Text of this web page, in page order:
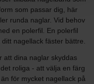
som passar dig, här
runda naglar. Vid behov
en polerfil. En polerfil
nagellack fäster bättre.
att dina naglar skyddas
roliga - att välja en färg
för mycket nagellack på